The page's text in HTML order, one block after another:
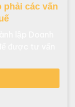
phải các vấn